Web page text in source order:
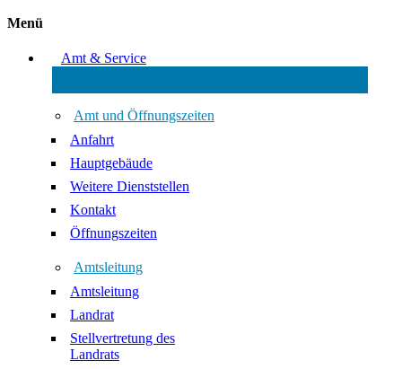
Menü
Amt & Service
Amt und Öffnungszeiten
Anfahrt
Hauptgebäude
Weitere Dienststellen
Kontakt
Öffnungszeiten
Amtsleitung
Amtsleitung
Landrat
Stellvertretung des
Landrats